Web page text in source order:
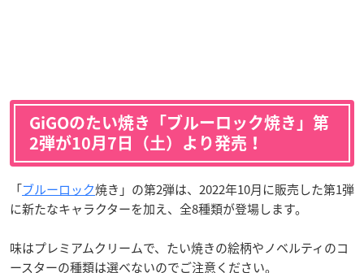
GiGOのたい焼き「ブルーロック焼き」第
2弾が10月7日（土）より発売！
「ブルーロック焼き」の第2弾は、2022年10月に販売した第1弾
に新たなキャラクターを加え、全8種類が登場します。
味はプレミアムクリームで、たい焼きの絵柄やノベルティのコ
ースターの種類は選べないのでご注意ください。